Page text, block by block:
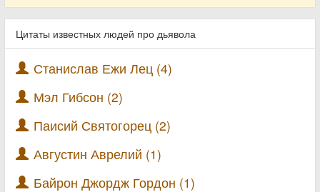
Цитаты известных людей про дьявола
Станислав Ежи Лец (4)
Мэл Гибсон (2)
Паисий Святогорец (2)
Августин Аврелий (1)
Байрон Джордж Гордон (1)